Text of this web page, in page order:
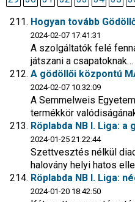
Hogyan tovább
2024-02-07 17:41:31
A szolgáltatók felé
játszani a csapatoknak…
A gödöllői központú
2024-02-07 10:32:09
A Semmelweis
termékkör
Röplabda NB I. Liga:
2024-01-25 21:22:44
Szettvesztés nélkül
halovány helyi hatos
Röplabda NB I. Liga:
2024-01-20 18:42:50